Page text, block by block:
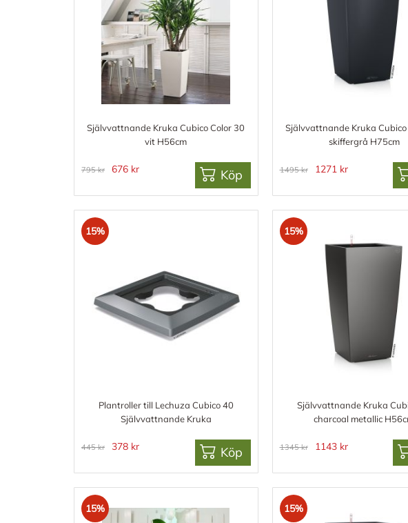
Självvattnande Kruka Cubico Color 30
vit H56cm
795 kr 676 kr Köp
Självvattnande Kruka Cubico
skiffergrå H75cm
1495 kr 1271 kr
15%
Plantroller till Lechuza Cubico 40
Självvattnande Kruka
445 kr 378 kr Köp
15%
Självvattnande Kruka
charcoal metallic
1345 kr 1143 kr
15% 15%